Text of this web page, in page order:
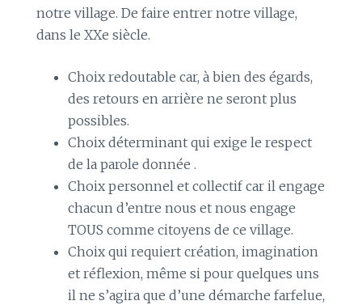
notre village. De faire entrer notre village,
dans le XXe siècle.
Choix redoutable car, à bien des égards,
des retours en arrière ne seront plus
possibles.
Choix déterminant qui exige le respect
de la parole donnée .
Choix personnel et collectif car il engage
chacun d’entre nous et nous engage
TOUS comme citoyens de ce village.
Choix qui requiert création, imagination
et réflexion, même si pour quelques uns
il ne s’agira que d’une démarche farfelue,